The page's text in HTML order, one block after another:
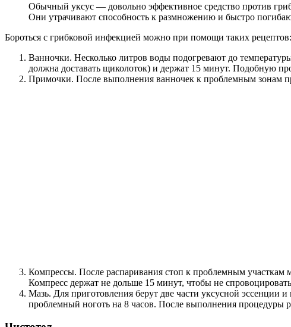
Обычный уксус — довольно эффективное средство против
Они утрачивают способность к размножению и быстро
Бороться с грибковой инфекцией можно при помощи таких рецептов:
Ванночки. Несколько литров воды подогревают до
должна доставать щиколоток) и держат 15 минут. Подобную
Примочки. После выполнения ванночек к проблемным зонам
Компрессы. После распаривания стоп к проблемным участкам
Компресс держат не дольше 15 минут, чтобы не
Мазь. Для приготовления берут две части уксусной эссенции
проблемный ноготь на 8 часов. После выполнения процедуры